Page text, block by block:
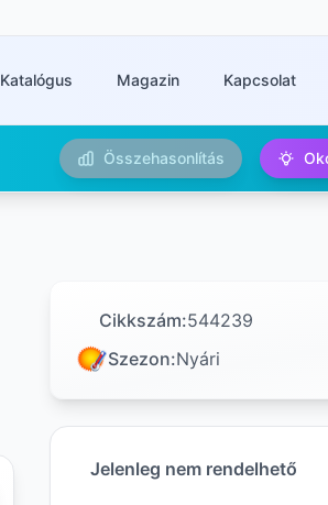
Katalógus Magazin Kapcsolat
Összehasonlítás
Cikkszám:544239
Szezon:Nyári
Jelenleg nem rendelhető